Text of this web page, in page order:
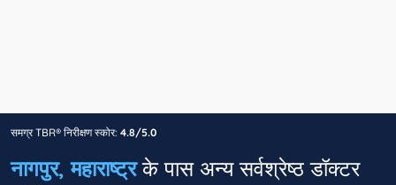
समग्र TBR® निरीक्षण स्कोर: 4.8/5.0
नागपुर, महाराष्ट्रके पास अन्य सर्वश्रेष्ठ डॉक्टर